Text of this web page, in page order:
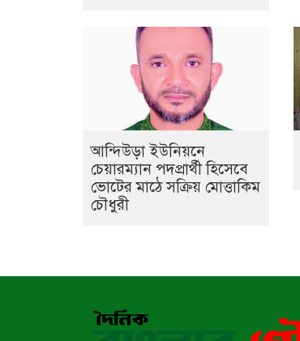
আন্দিউড়া ইউনিয়নে
চেয়ারম্যান পদপ্রার্থী হিসেবে
ভোটের মাঠে সক্রিয় মোত্তাকিম
চৌধুরী